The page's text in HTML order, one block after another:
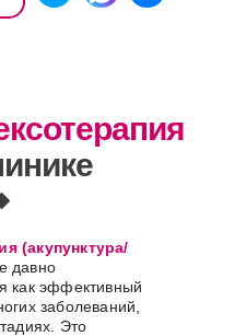
(акупунктура/
давно
как эффективный
заболеваний,
Это